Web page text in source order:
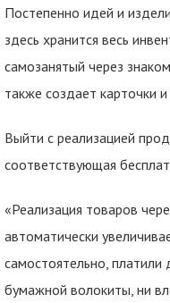
Постепенно идей и
здесь хранится весь
самозанятый через
также создает карточки
Выйти с реализацией
соответствующая
«Реализация товаров
автоматически
самостоятельно,
бумажной волокиты, ни